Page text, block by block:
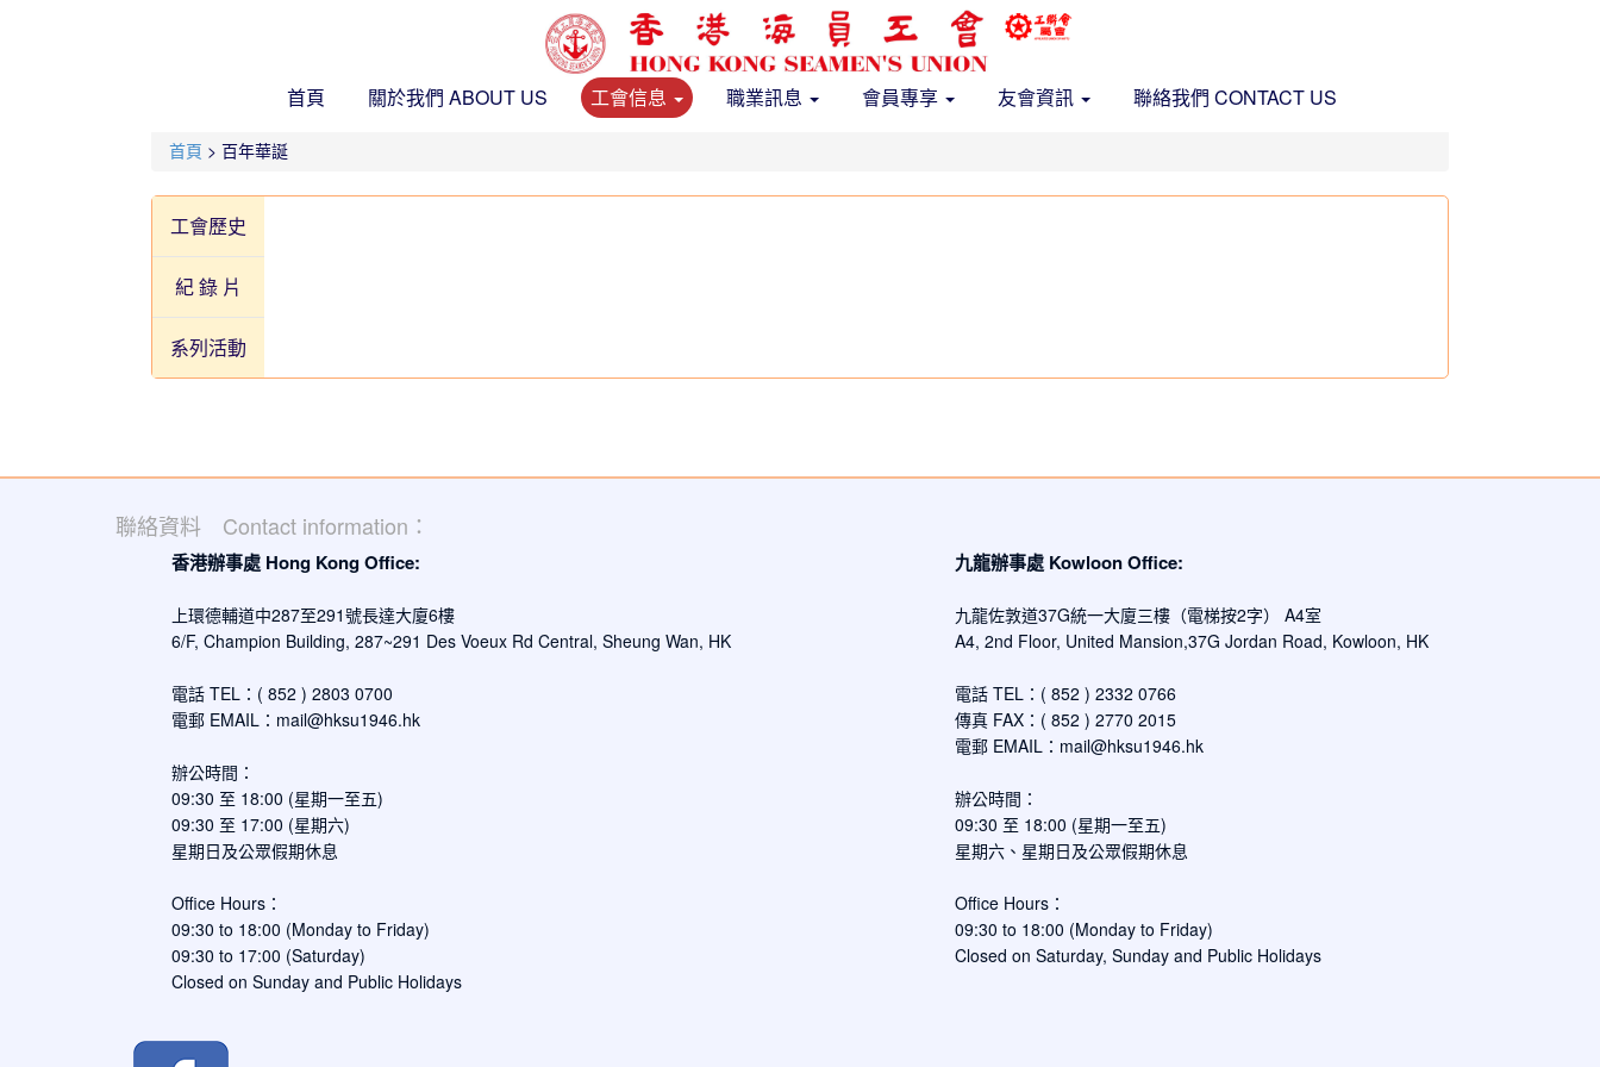
首頁 關於我們 ABOUT US 工會信息 職業訊息 會員專享 友會資訊 聯絡我們 CONTACT US
首頁 > 百年華誕
工會歷史
紀 錄 片
系列活動
聯絡資料 Contact information：
香港辦事處 Hong Kong Office:
上環德輔道中287至291號長達大廈6樓
6/F, Champion Building, 287~291 Des Voeux Rd Central, Sheung Wan, HK
電話 TEL：( 852 ) 2803 0700
電郵 EMAIL： mail@hksu1946.hk
辦公時間：
09:30 至 18:00 (星期一至五)
09:30 至 17:00 (星期六)
星期日及公眾假期休息
Office Hours：
09:30 to 18:00 (Monday to Friday)
09:30 to 17:00 (Saturday)
Closed on Sunday and Public Holidays
九龍辦事處 Kowloon Office:
九龍佐敦道37G統一大廈三樓（電梯按2字） A4室
A4, 2nd Floor, United Mansion,37G Jordan Road, Kowloon, HK
電話 TEL：( 852 ) 2332 0766
傳真 FAX：( 852 ) 2770 2015
電郵 EMAIL： mail@hksu1946.hk
辦公時間：
09:30 至 18:00 (星期一至五)
星期六、星期日及公眾假期休息
Office Hours：
09:30 to 18:00 (Monday to Friday)
Closed on Saturday, Sunday and Public Holidays